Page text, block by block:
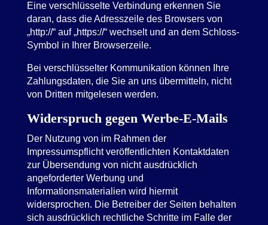
Eine verschlüsselte Verbindung erkennen Sie
daran, dass die Adresszeile des Browsers von
„http://“ auf „https://“ wechselt und an dem Schloss-
Symbol in Ihrer Browserzeile.
Bei verschlüsselter Kommunikation können Ihre
Zahlungsdaten, die Sie an uns übermitteln, nicht
von Dritten mitgelesen werden.
Widerspruch gegen Werbe-E-Mails
Der Nutzung von im Rahmen der
Impressumspflicht veröffentlichten Kontaktdaten
zur Übersendung von nicht ausdrücklich
angeforderter Werbung und
Informationsmaterialien wird hiermit
widersprochen. Die Betreiber der Seiten behalten
sich ausdrücklich rechtliche Schritte im Falle der